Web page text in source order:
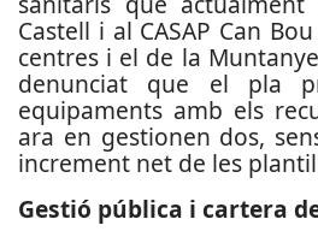
Castell i al CASAP Can
centres i el de la
denunciat que el pla
equipaments amb els
ara en gestionen dos,
increment net de les
Gestió pública i cartera